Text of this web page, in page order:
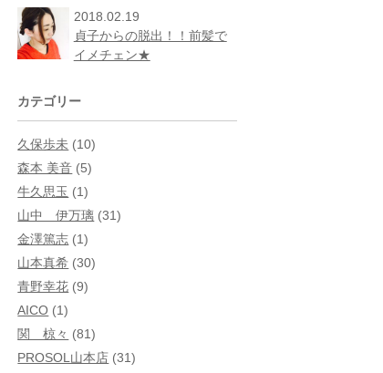
2018.02.19
貞子からの脱出！！前髪で
イメチェン★
カテゴリー
久保歩未 (10)
森本 美音 (5)
牛久思玉 (1)
山中 伊万璃 (31)
金澤篤志 (1)
山本真希 (30)
青野幸花 (9)
AICO (1)
関 椋々 (81)
PROSOL山本店 (31)